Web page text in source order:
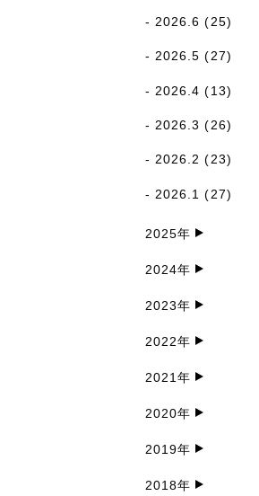
2026.6 (25)
2026.5 (27)
2026.4 (13)
2026.3 (26)
2026.2 (23)
2026.1 (27)
2025年
2024年
2023年
2022年
2021年
2020年
2019年
2018年